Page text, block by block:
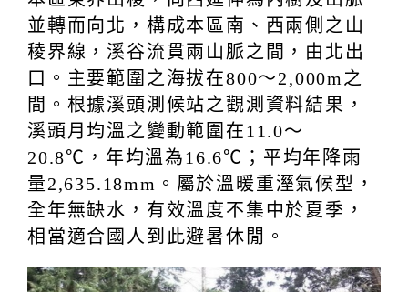
並轉而向北，構成本區南、西兩側之山
稜界線，溪谷流貫兩山脈之間，由北出
口。主要範圍之海拔在800～2,000m之
間。根據溪頭測候站之觀測資料結果，
溪頭月均溫之變動範圍在11.0～
20.8℃，年均溫為16.6℃；平均年降雨
量2,635.18mm。屬於溫暖重溼氣候型，
全年無缺水，有效溫度不集中於夏季，
相當適合國人到此避暑休閒。